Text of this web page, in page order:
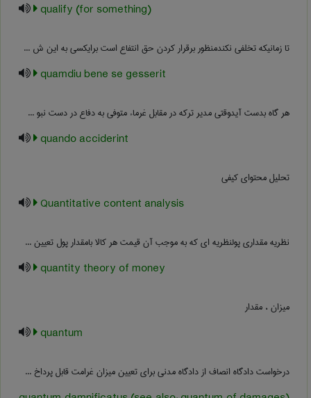
qualify (for something)
تا زمانیکه تخلفی نکندمنظور برقرار کردن حق انتفاع است برایکسی به این ش ...
quamdiu bene se gesserit
هر گاه بدست آیدوقتی مدیر ترکه در مقابل غرماء متوفی به دفاع در دست نبو ...
quando acciderint
تحلیل محتوای کیفی
Quantitative content analysis
نظریه مقداری پولنظریه ای که به موجب آن قیمت هر کالا بامقدار پول تعیین ...
quantity theory of money
میزان ، مقدار
quantum
درخواست دادگاه انصاف از دادگاه مدنی برای تعیین میزان غرامت قابل پرداخ ...